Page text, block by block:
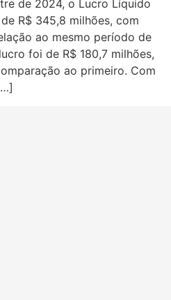
de 2024, o Lucro Líquido
R$ 345,8 milhões, com
ao mesmo período de
foi de R$ 180,7 milhões,
ao primeiro. Com